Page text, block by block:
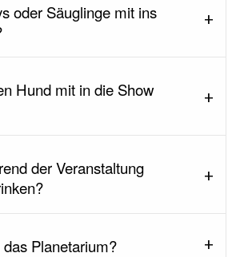
oder Säuglinge mit ins
Hund mit in die Show
der Veranstaltung
Planetarium?